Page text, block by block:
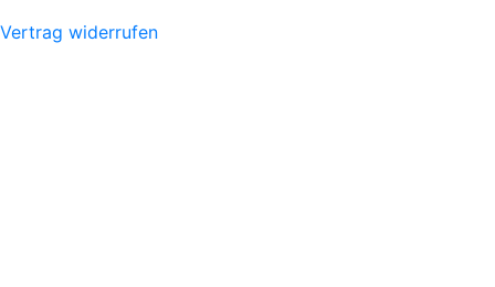
Vertrag widerrufen